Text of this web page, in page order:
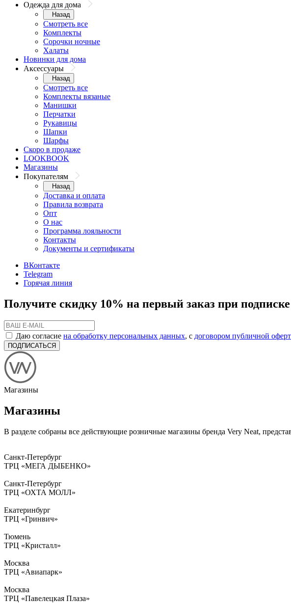
Одежда для дома
Назад
Смотреть все
Комплекты
Сорочки ночные
Халаты
Новинки для дома
Аксессуары
Назад
Смотреть все
Комплекты вязаные
Манишки
Перчатки
Рукавицы
Шапки
Шарфы
Скоро в продаже
LOOKBOOK
Магазины
Покупателям
Назад
Доставка и оплата
Правила возврата
Опт
О нас
Программа лояльности
Контакты
Документы и сертификаты
ВКонтакте
Telegram
Горячая линия
Получите скидку 10% на первый заказ при
Даю согласие на обработку персональных данных, с договором публичной
ПОДПИСАТЬСЯ
Магазины
Магазины
В разделе собраны все действующие розничные магазины бренда Very Neat,
Санкт-Петербург
ТРЦ «МЕГА ДЫБЕНКО»
Санкт-Петербург
ТРЦ «ОХТА МОЛЛ»
Екатеринбург
ТРЦ «Гринвич»
Тюмень
ТРЦ «Кристалл»
Москва
ТРЦ «Авиапарк»
Москва
ТРЦ «Павелецкая Плаза»